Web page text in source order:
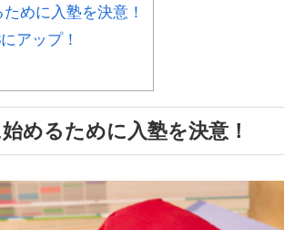
めに入塾を決意！
アップ！
めるために入塾を決意！